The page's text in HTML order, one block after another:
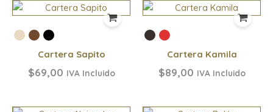
Cartera Sapito
$69,00 IVA Incluido
Cartera Kamila
$89,00 IVA Incluido